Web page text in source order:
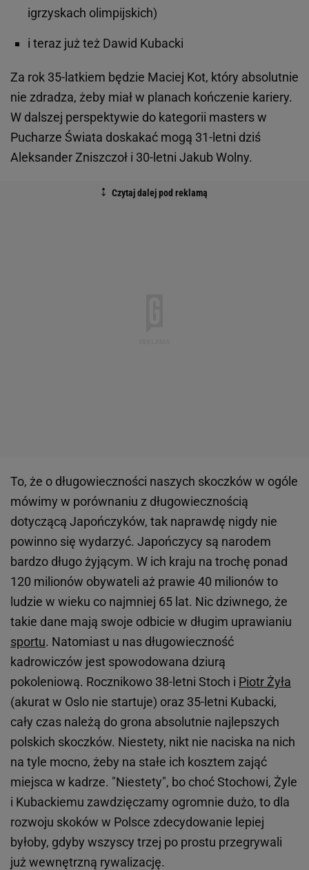
igrzyskach olimpijskich)
i teraz już też Dawid Kubacki
Za rok 35-latkiem będzie Maciej Kot, który absolutnie
nie zdradza, żeby miał w planach kończenie kariery.
W dalszej perspektywie do kategorii masters w
Pucharze Świata doskakać mogą 31-letni dziś
Aleksander Zniszczoł i 30-letni Jakub Wolny.
To, że o długowieczności naszych skoczków w ogóle
mówimy w porównaniu z długowiecznością
dotyczącą Japończyków, tak naprawdę nigdy nie
powinno się wydarzyć. Japończycy są narodem
bardzo długo żyjącym. W ich kraju na trochę ponad
120 milionów obywateli aż prawie 40 milionów to
ludzie w wieku co najmniej 65 lat. Nic dziwnego, że
takie dane mają swoje odbicie w długim uprawianiu
sportu. Natomiast u nas długowieczność
kadrowiczów jest spowodowana dziurą
pokoleniową. Rocznikowo 38-letni Stoch i Piotr Żyła
(akurat w Oslo nie startuje) oraz 35-letni Kubacki,
cały czas należą do grona absolutnie najlepszych
polskich skoczków. Niestety, nikt nie naciska na nich
na tyle mocno, żeby na stałe ich kosztem zająć
miejsca w kadrze. "Niestety", bo choć Stochowi, Żyle
i Kubackiemu zawdzięczamy ogromnie dużo, to dla
rozwoju skoków w Polsce zdecydowanie lepiej
byłoby, gdyby wszyscy trzej po prostu przegrywali
już wewnętrzną rywalizację.